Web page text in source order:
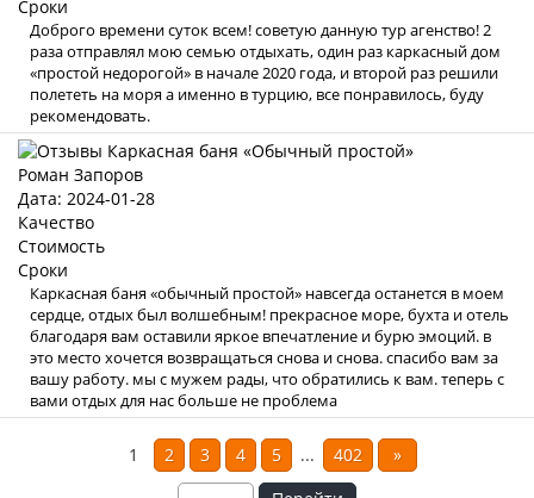
Сроки
Доброго времени суток всем! советую данную тур агенство! 2
раза отправлял мою семью отдыхать, один раз каркасный дом
«простой недорогой» в начале 2020 года, и второй раз решили
полететь на моря а именно в турцию, все понравилось, буду
рекомендовать.
Роман Запоров
Дата: 2024-01-28
Качество
Стоимость
Сроки
Каркасная баня «обычный простой» навсегда останется в моем
сердце, отдых был волшебным! прекрасное море, бухта и отель
благодаря вам оставили яркое впечатление и бурю эмоций. в
это место хочется возвращаться снова и снова. спасибо вам за
вашу работу. мы с мужем рады, что обратились к вам. теперь с
вами отдых для нас больше не проблема
1 2 3 4 5 ... 402
»